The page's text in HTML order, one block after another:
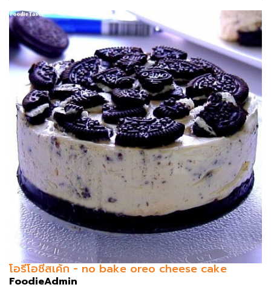
โอรีโอชีสเค้ก - no bake oreo cheese cake
FoodieAdmin